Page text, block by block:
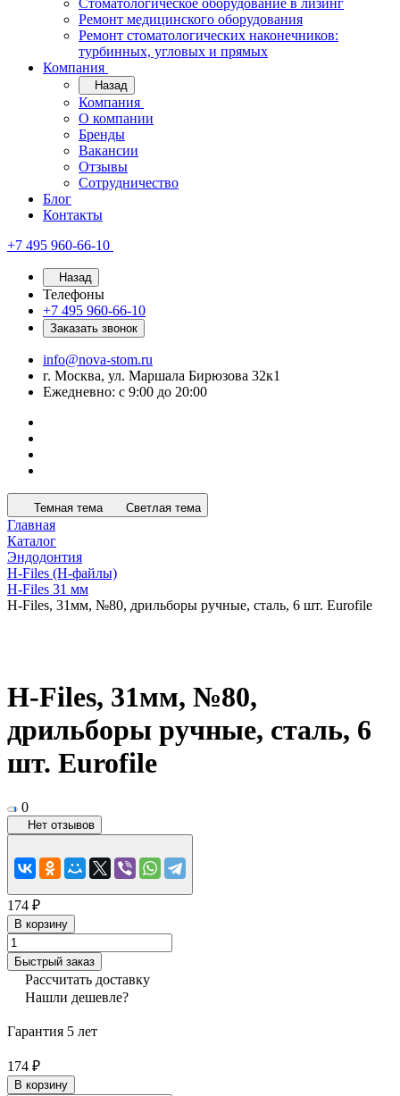
Стоматологическое оборудование в лизинг
Ремонт медицинского оборудования
Ремонт стоматологических наконечников:
турбинных, угловых и прямых
Компания
Назад
Компания
О компании
Бренды
Вакансии
Отзывы
Сотрудничество
Блог
Контакты
+7 495 960-66-10
Назад
Телефоны
+7 495 960-66-10
Заказать звонок
info@nova-stom.ru
г. Москва, ул. Маршала Бирюзова 32к1
Ежедневно: с 9:00 до 20:00
Темная тема Светлая тема
Главная
Каталог
Эндодонтия
H-Files (Н-файлы)
H-Files 31 мм
H-Files, 31мм, №80, дрильборы ручные, сталь, 6 шт. Eurofile
H-Files, 31мм, №80,
дрильборы ручные, сталь, 6
шт. Eurofile
0
Нет отзывов
174 ₽
В корзину
Быстрый заказ
Рассчитать доставку
Нашли дешевле?
Гарантия 5 лет
174 ₽
В корзину